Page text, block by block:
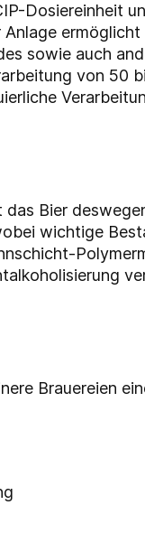
Dosiereinheit
ermöglicht
sowie auch
von 50
Bier
wichtige
Brauereien